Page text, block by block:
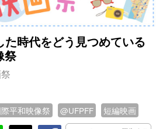
時代をどう見つめている
祭
平和映像祭 @UFPFF 短編映画